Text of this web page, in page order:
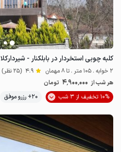
کلبه چوبی استخردار در بابلکنار - شیردارکلا
2 خوابه . 105 متر . تا 8 مهمان 4.9 (25 نظر)
هر شب از 4٬900٬000 تومان
10% تخفیف از 3 شب
20+ رزرو موفق